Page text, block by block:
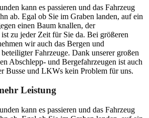
kann es passieren und das Fahrzeug
ab. Egal ob Sie im Graben landen, auf ein
einen Baum knallen, der
zu jeder Zeit für Sie da. Bei größeren
wir auch das Bergen und
Fahrzeuge. Dank unserer großen
Abschlepp- und Bergefahrzeugen ist auch
Busse und LKWs kein Problem für uns.
Leistung
kann es passieren und das Fahrzeug